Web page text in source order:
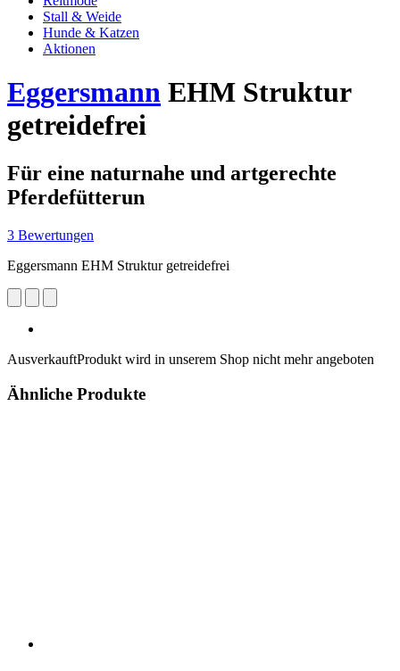
Stall & Weide
Hunde & Katzen
Aktionen
Eggersmann EHM Struktur
getreidefrei
Für eine naturnahe und artgerechte
Pferdefütterun
3 Bewertungen
Eggersmann EHM Struktur getreidefrei
AusverkauftProdukt wird in unserem Shop nicht mehr angeboten
Ähnliche Produkte